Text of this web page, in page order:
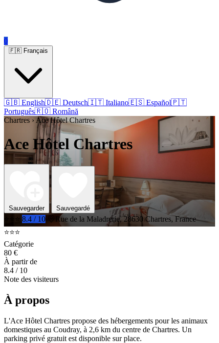
0
🇬🇧 English🇩🇪 Deutsch🇮🇹 Italiano🇪🇸 Español🇵🇹
Português🇷🇴 Română
Chartres › Ace Hôtel Chartres
Ace Hôtel Chartres
Sauvegarder Sauvegardé
⭐⭐⭐ 8.4 / 10
Rue de la Maladrerie, 28630 Chartres, France
⭐⭐⭐
Catégorie
80 €
À partir de
8.4 / 10
Note des visiteurs
À propos
L'Ace Hôtel Chartres propose des hébergements pour les animaux
domestiques au Coudray, à 2,6 km du centre de Chartres. Un
parking privé gratuit est disponible sur place.